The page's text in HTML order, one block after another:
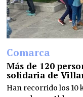
Comarca
Más de 120
solidaria de
Han recorrido los 10